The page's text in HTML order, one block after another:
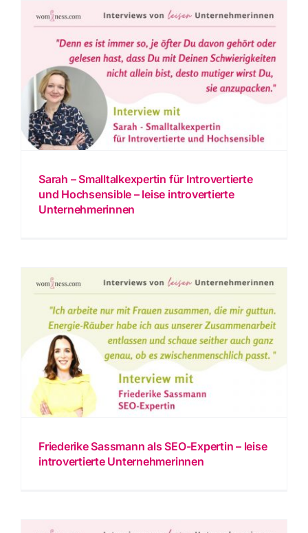
Sarah – Smalltalkexpertin für Introvertierte
und Hochsensible – leise introvertierte
Unternehmerinnen
Friederike Sassmann als SEO-Expertin – leise
introvertierte Unternehmerinnen